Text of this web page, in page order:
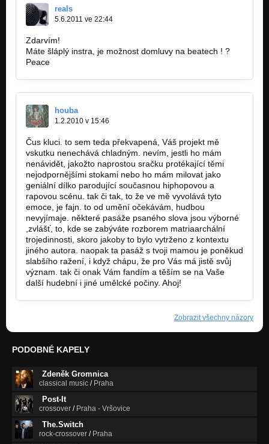
reals
5.6.2011 ve 22:44
Zdarvím!
Máte šláplý instra, je možnost domluvy na beatech ! ?
Peace
houba
1.2.2010 v 15:46
Čus kluci. to sem teda překvapená, Váš projekt mě
vskutku nenechává chladným. nevím, jestli ho mám
nenávidět, jakožto naprostou sračku protékající těmi
nejodpornějšími stokami nebo ho mám milovat jako
geniální dílko parodující současnou hiphopovou a
rapovou scénu. tak či tak, to že ve mě vyvolává tyto
emoce, je fajn. to od umění očekávám, hudbou
nevyjímaje. některé pasáže psaného slova jsou výborné
,zvlášť, to, kde se zabýváte rozborem matriaarchální
trojedinnosti, skoro jakoby to bylo vytrženo z kontextu
jiného autora. naopak ta pasáž s tvoji mamou je poněkud
slabšího ražení, i když chápu, že pro Vás má jistě svůj
význam. tak či onak Vám fandím a těším se na Vaše
další hudební i jiné umělcké počiny. Ahoj!
Zobrazit všechny názory
PODOBNÉ KAPELY
Zdeněk Gromnica
classical music / Praha
Post-It
crossover / Praha - Vršovice
The.Switch
rock-crossover / Praha